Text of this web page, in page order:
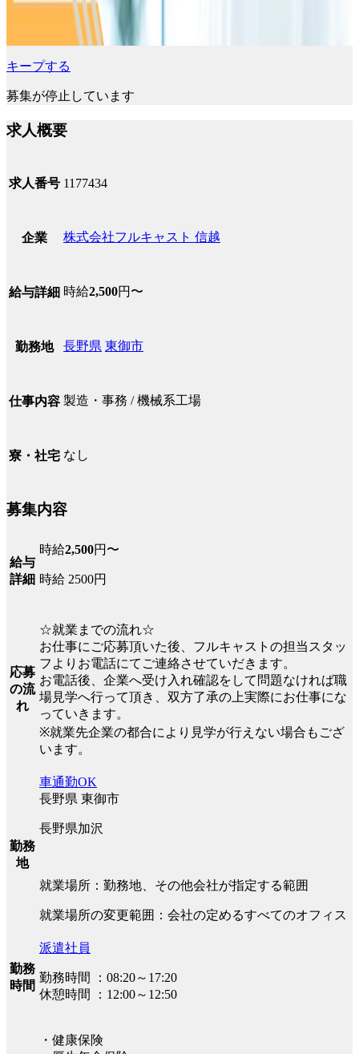
キープする
募集が停止しています
求人概要
求人番号 1177434
企業 株式会社フルキャスト 信越
給与詳細 時給2,500円〜
勤務地 長野県 東御市
仕事内容 製造・事務 / 機械系工場
寮・社宅 なし
募集内容
給与
詳細
時給2,500円〜
時給 2500円
応募
の流
れ
☆就業までの流れ☆
お仕事にご応募頂いた後、フルキャストの担当スタッ
フよりお電話にてご連絡させていだきます。
お電話後、企業へ受け入れ確認をして問題なければ職
場見学へ行って頂き、双方了承の上実際にお仕事にな
っていきます。
※就業先企業の都合により見学が行えない場合もござ
います。
勤務
地
車通勤OK
長野県 東御市
長野県加沢
就業場所：勤務地、その他会社が指定する範囲
就業場所の変更範囲：会社の定めるすべてのオフィス
勤務
時間
派遣社員
勤務時間 ：08:20～17:20
休憩時間 ：12:00～12:50
・健康保険